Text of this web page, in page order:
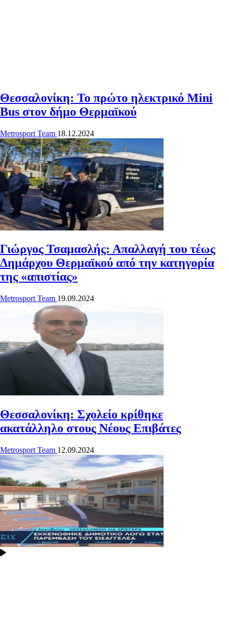
Θεσσαλονίκη: Το πρώτο ηλεκτρικό Mini
Bus στον δήμο Θερμαϊκού
Metrosport Team 18.12.2024
Γιώργος Τσαμασλής: Απαλλαγή του τέως
Δημάρχου Θερμαϊκού από την κατηγορία
της «απιστίας»
Metrosport Team 19.09.2024
Θεσσαλονίκη: Σχολείο κρίθηκε
ακατάλληλο στους Νέους Επιβάτες
Metrosport Team 12.09.2024